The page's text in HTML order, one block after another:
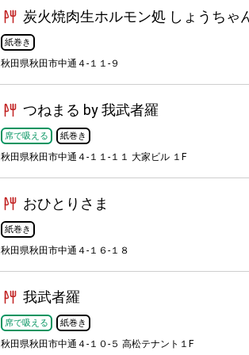
炭火焼肉生ホルモン処 しょうちゃ
紙巻き
秋田県秋田市中通４-１１-９
つねまる by 我武者羅
席で吸える 紙巻き
秋田県秋田市中通４-１１-１１ 大家ビル １F
おひとりさま
紙巻き
秋田県秋田市中通４-１６-１８
我武者羅
席で吸える 紙巻き
秋田県秋田市中通４-１０-５ 高松テナント１F